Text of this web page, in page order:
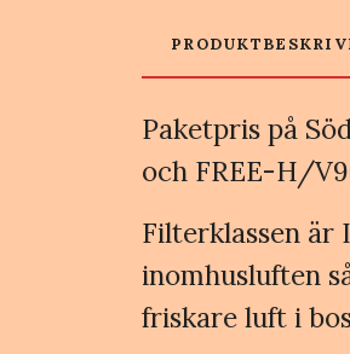
Paketpris på
och FREE-H/
Filterklassen är
inomhusluften
friskare luft i